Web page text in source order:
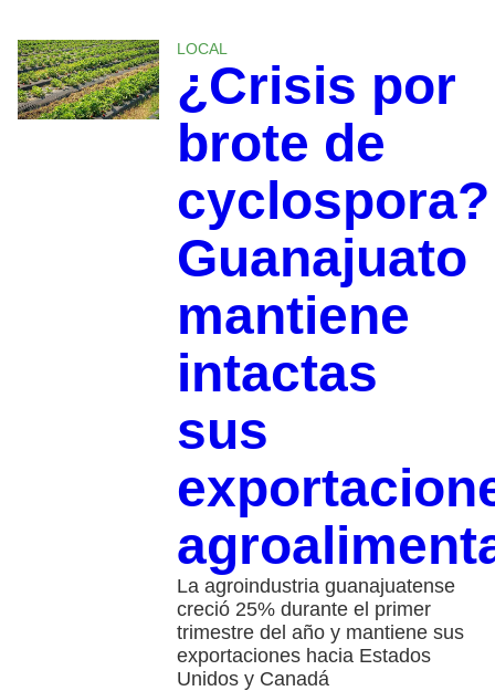
LOCAL
¿Crisis por
brote de
cyclospora?
Guanajuato
mantiene
intactas
sus
La agroindustria guanajuatense
creció 25% durante el primer
trimestre del año y mantiene sus
exportaciones hacia Estados
Unidos y Canadá